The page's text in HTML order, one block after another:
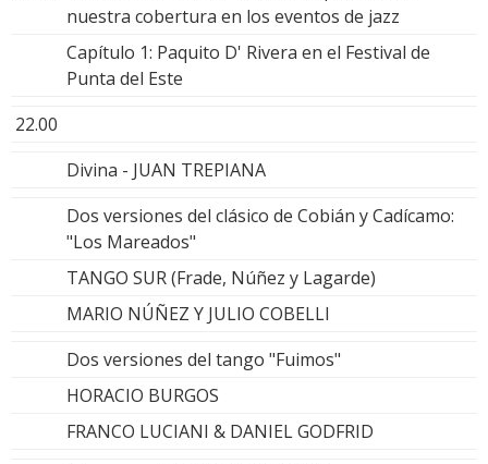
nuestra cobertura en los eventos de jazz
Capítulo 1: Paquito D' Rivera en el Festival de
Punta del Este
22.00
Divina - JUAN TREPIANA
Dos versiones del clásico de Cobián y Cadícamo:
"Los Mareados"
TANGO SUR (Frade, Núñez y Lagarde)
MARIO NÚÑEZ Y JULIO COBELLI
Dos versiones del tango "Fuimos"
HORACIO BURGOS
FRANCO LUCIANI & DANIEL GODFRID